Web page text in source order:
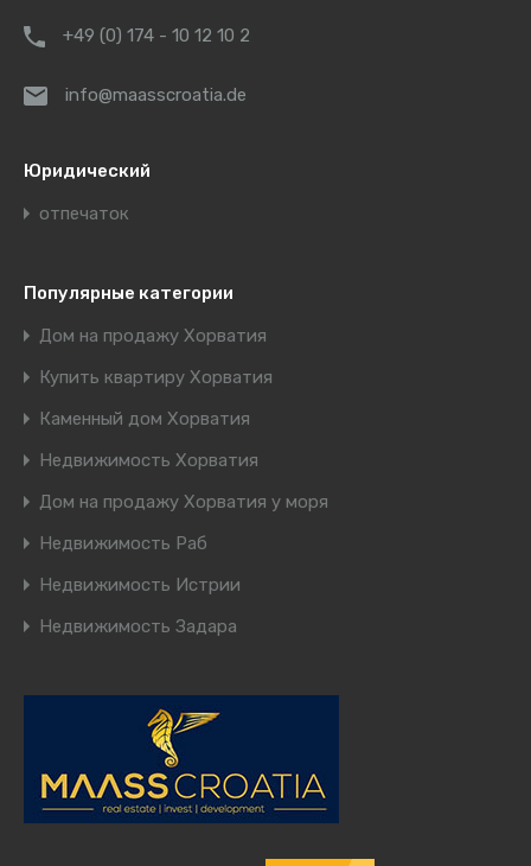
+49 (0) 174 - 10 12 10 2
info@maasscroatia.de
Юридический
отпечаток
Популярные категории
Дом на продажу Хорватия
Купить квартиру Хорватия
Каменный дом Хорватия
Недвижимость Хорватия
Дом на продажу Хорватия у моря
Недвижимость Раб
Недвижимость Истрии
Недвижимость Задара